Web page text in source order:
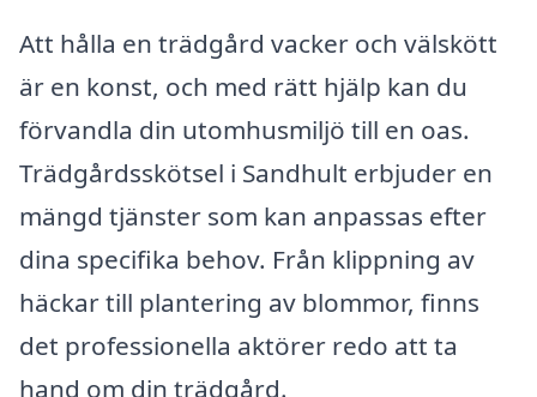
Att hålla en trädgård vacker och välskött
är en konst, och med rätt hjälp kan du
förvandla din utomhusmiljö till en oas.
Trädgårdsskötsel i Sandhult erbjuder en
mängd tjänster som kan anpassas efter
dina specifika behov. Från klippning av
häckar till plantering av blommor, finns
det professionella aktörer redo att ta
hand om din trädgård.